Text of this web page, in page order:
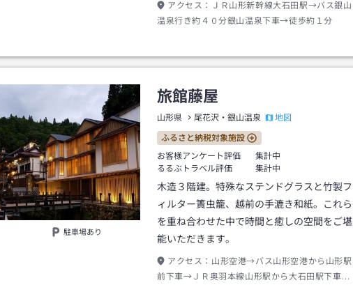
アクセス：
ＪＲ山形新幹線大石田駅→バス銀山
温泉行き約４０分銀山温泉下車→徒歩約１分
駐車場あり
旅館藤屋
山形県 尾花沢・銀山温泉 地図
ふるさと納税対象施設
お客様アンケート評価
集計中
るるぶトラベル評価
集計中
木造３階建。特殊なステンドグラスと竹製フ
ィルター簀虫籠、越前の手漉き和紙。これら
を重ね合わせた中で時間と癒しの空間をご堪
能いただきます。
アクセス： 山形空港→バス山形空港から山形駅
前下車→ＪＲ奥羽本線山形駅から大石田駅下車東